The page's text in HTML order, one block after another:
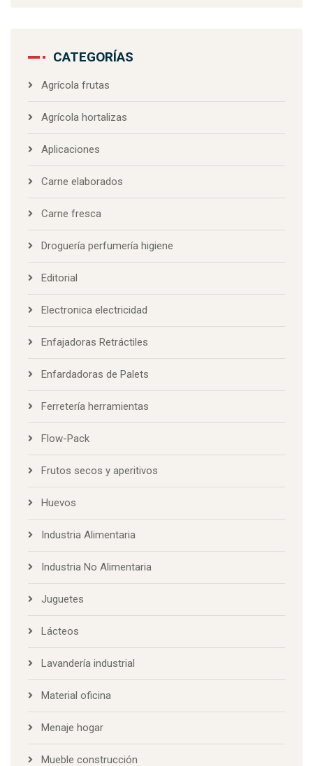
CATEGORÍAS
Agrícola frutas
Agrícola hortalizas
Aplicaciones
Carne elaborados
Carne fresca
Droguería perfumería higiene
Editorial
Electronica electricidad
Enfajadoras Retráctiles
Enfardadoras de Palets
Ferretería herramientas
Flow-Pack
Frutos secos y aperitivos
Huevos
Industria Alimentaria
Industria No Alimentaria
Juguetes
Lácteos
Lavandería industrial
Material oficina
Menaje hogar
Mueble construcción